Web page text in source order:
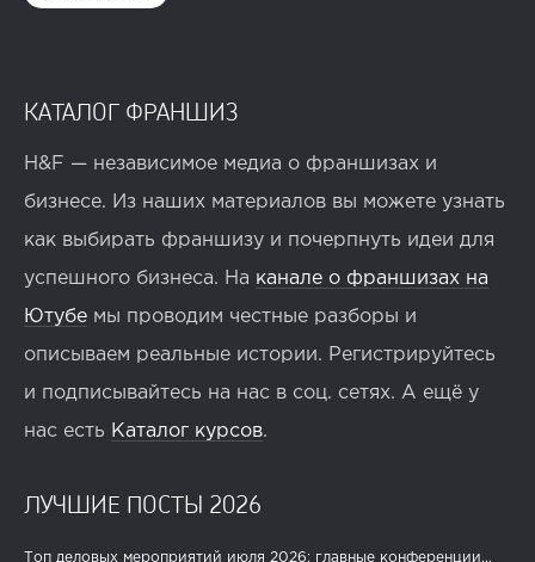
КАТАЛОГ ФРАНШИЗ
H&F — независимое медиа о франшизах и
бизнесе. Из наших материалов вы можете узнать
как выбирать франшизу и почерпнуть идеи для
успешного бизнеса. На канале о франшизах на
Ютубе мы проводим честные разборы и
описываем реальные истории. Регистрируйтесь
и подписывайтесь на нас в соц. сетях. А ещё у
нас есть Каталог курсов.
ЛУЧШИЕ ПОСТЫ 2026
Топ деловых мероприятий июля 2026: главные конференции...